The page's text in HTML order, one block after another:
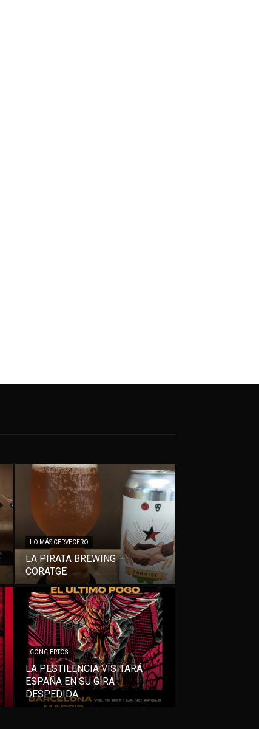
LO MÁS CERVECERO
LA PIRATA BREWING –
CORATGE
CONCIERTOS
LA PESTILENCIA VISITARÁ
ESPAÑA EN SU GIRA
DESPEDIDA